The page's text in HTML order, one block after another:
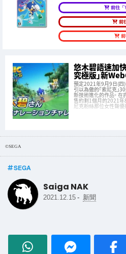
前往「
前
悠木碧語速加
究極版」新
預定2021年9月9日(四)
引以為傲的「索尼克」
新技術進化的作品。
售約剩1個月的2021年
尼克粉絲那位女性聲
©SEGA
SEGA
Saiga NAK
2021.12.15 - 新聞